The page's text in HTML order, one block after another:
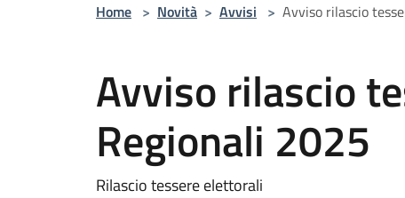
Home > Novità > Avvisi > Avviso rilascio
Avviso rilascio
Regionali 2025
Rilascio tessere elettorali